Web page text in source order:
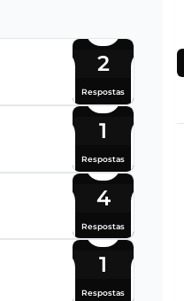
2
Respostas
1
Respostas
4
Respostas
1
Respostas